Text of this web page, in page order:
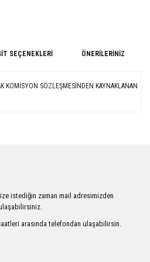
SEÇENEKLERI ÖNERILERINIZ
KOMİSYON SÖZLEŞMESİNDEN KAYNAKLANAN
bulunuyor.
pahalı.
istediğin zaman mail adresimizden
arasında telefondan ulaşabilirsin.